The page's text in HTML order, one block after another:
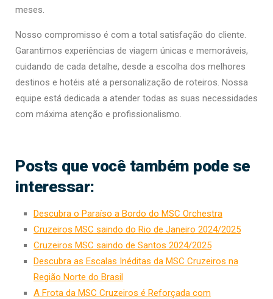
meses.
Nosso compromisso é com a total satisfação do cliente.
Garantimos experiências de viagem únicas e memoráveis,
cuidando de cada detalhe, desde a escolha dos melhores
destinos e hotéis até a personalização de roteiros. Nossa
equipe está dedicada a atender todas as suas necessidades
com máxima atenção e profissionalismo.
Posts que você também pode se
interessar:
Descubra o Paraíso a Bordo do MSC Orchestra
Cruzeiros MSC saindo do Rio de Janeiro 2024/2025
Cruzeiros MSC saindo de Santos 2024/2025
Descubra as Escalas Inéditas da MSC Cruzeiros na
Região Norte do Brasil
A Frota da MSC Cruzeiros é Reforçada com